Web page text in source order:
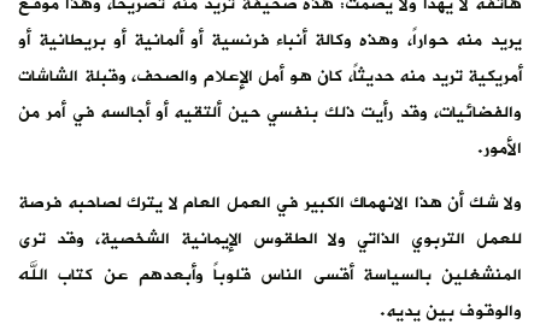
يريد منه حواراً، وهذه وكالة أنباء فرنسية أو ألمانية أو بريطانية أو
أمريكية تريد منه حديثاً، كان هو أمل الإعلام والصحف، وقبلة الشاشات
والفضائيات، وقد رأيت ذلك بنفسي حين ألتقيه أو أجالسه في أمر من
الأمور.
ولا شك أن هذا الانهماك الكبير في العمل العام لا يترك لصاحبه فرصة
للعمل التربوي الذاتي ولا الطقوس الإيمانية الشخصية، وقد ترى
المنشغلين بالسياسة أقسى الناس قلوباً وأبعدهم عن كتاب الله
والوقوف بين يديه.